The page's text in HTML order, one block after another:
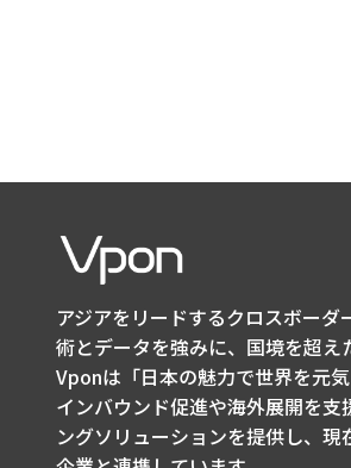
アジアをリードするクロスボーダ
術とデータを強みに、国境を超え
Vponは「日本の魅力で世界を元
インバウンド促進や海外展開を支
ングソリューションを提供し、